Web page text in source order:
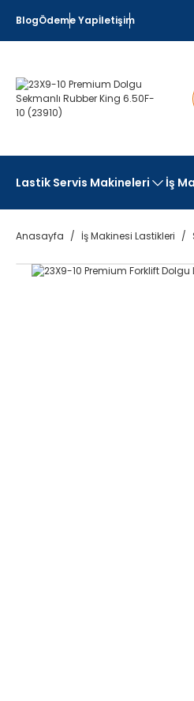
BlogÖdeme Yapİletişim
Lastik Servis Makineleri İş
Anasayfa İş Makinesi Lastikleri